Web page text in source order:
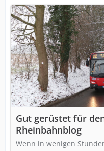
Gut gerüstet für
Rheinbahnblog
Wenn in wenigen